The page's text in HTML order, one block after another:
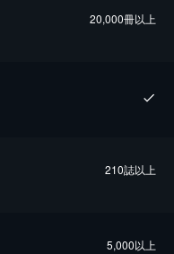
20,000冊以上
210誌以上
5,000以上